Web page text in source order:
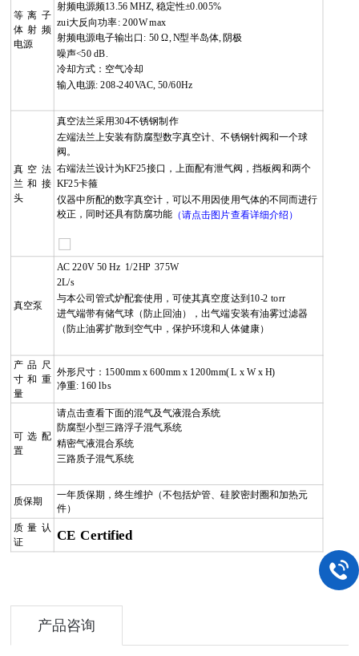
等离子
体射频
电源
射频电源频13.56 MHZ,稳定性±0.005%
zui大反向功率: 200W max
射频电源电子输出口 : 50 Ω, N型半岛体, 阴极
噪声<50 dB.
冷却方式：空气冷却
输入电源: 208-240VAC, 50/60Hz
真空法
兰和接
头
真空法兰采用304不锈钢制作
左端法兰上安装有防腐型数字真空计、不锈钢针阀和一个球
阀。
右端法兰设计为KF25接口，上面配有泄气阀，挡板阀和两个
KF25卡箍
仪器中所配的数字真空计，可以不用因使用气体的不同而进行
校正，同时还具有防腐功能 （请点击图片查看详细介绍）
真空泵
AC 220V 50 Hz 1/2HP 375W
2L/s
与本公司管式炉配套使用，可使其真空度达到10-2 torr
进气端带有储气球（防止回油），出气端安装有油雾过滤器
（防止油雾扩散到空气中，保护环境和人体健康）
产品尺
寸和重
量
外形尺寸： 1500mm x 600mm x 1200mm( L x W x H)
净重: 160 lbs
可选配
置
请点击查看下面的混气及气液混合系统
防腐型小型三路浮子混气系统
精密气液混合系统
三路质子混气系统
质保期
一年质保期，终生维护（不包括炉管、硅胶密封圈和加热元
件）
质量认
证
CE Certified
产品咨询